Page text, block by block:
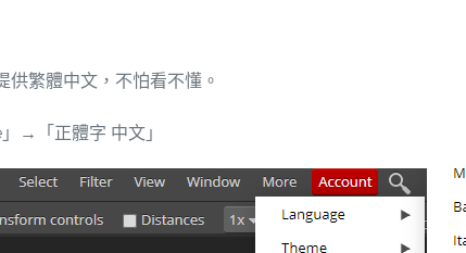
繁體中文，不怕看不懂。
→「正體字 中文」